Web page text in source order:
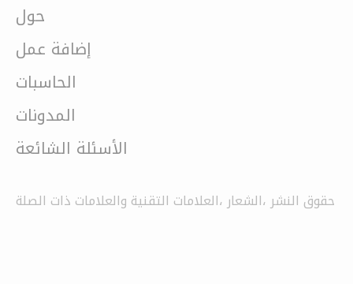
حول
إضافة عمل
الحاسبات
المدونات
الأسئلة الشائعة
حقوق النشر ،الشعار ،العلامات التقنية والعلامات ذات الصلة